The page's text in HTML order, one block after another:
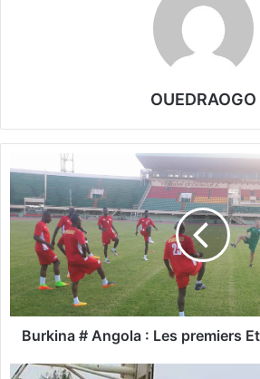
OUEDRAOGO
u
k
n
#
A
o
Burkina # Angola : Les premiers
B